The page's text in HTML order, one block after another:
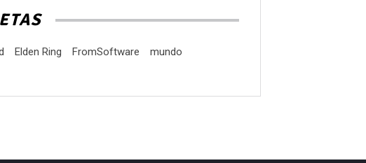
Elden Ring FromSoftware mundo